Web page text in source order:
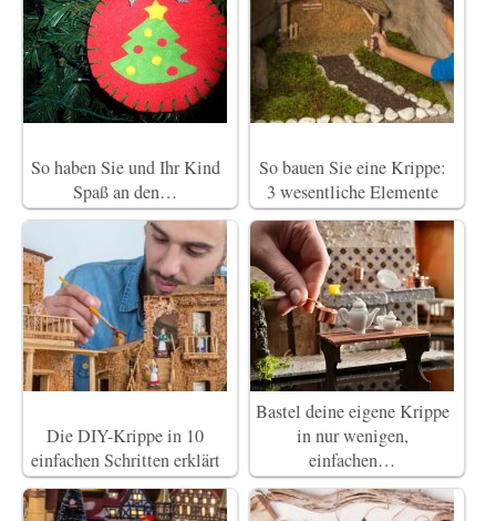
So haben Sie und Ihr Kind
Spaß an den…
So bauen Sie eine Krippe:
3 wesentliche Elemente
Die DIY-Krippe in 10
einfachen Schritten erklärt
Bastel deine eigene Krippe
in nur wenigen,
einfachen…